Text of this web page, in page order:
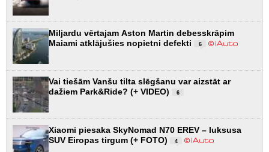
Miljardu vērtajam Aston Martin debesskrāpim
Maiami atklājušies nopietni defekti
6
Vai tiešām Vanšu tilta slēgšanu var aizstāt ar
dažiem Park&Ride? (+ VIDEO)
6
Xiaomi piesaka SkyNomad N70 EREV – luksusa
SUV Eiropas tirgum (+ FOTO)
4